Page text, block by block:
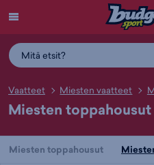
Vaatteet Miesten vaatteet
Miesten toppahousut
Miesten toppahousut